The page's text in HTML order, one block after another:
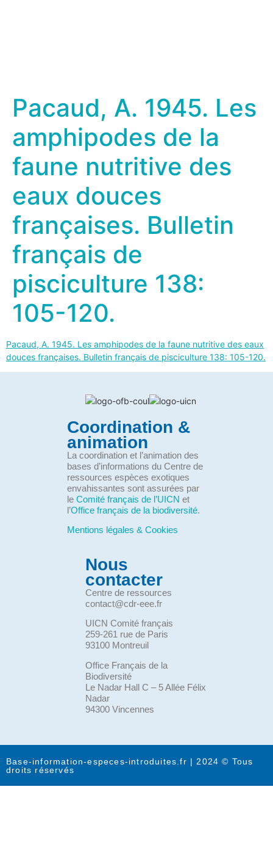
Pacaud, A. 1945. Les
amphipodes de la
faune nutritive des
eaux douces
françaises. Bulletin
français de
pisciculture 138:
105-120.
Pacaud, A. 1945. Les amphipodes de la faune nutritive des eaux
douces françaises. Bulletin français de pisciculture 138: 105-120.
Coordination &
animation
La coordination et l’animation des
bases d’informations du Centre de
ressources espèces exotiques
envahissantes sont assurées par
le Comité français de l’UICN et
l’Office français de la biodiversité.
Mentions légales & Cookies
Nous
contacter
Centre de ressources
contact@cdr-eee.fr
UICN Comité français
259-261 rue de Paris
93100 Montreuil
Office Français de la
Biodiversité
Le Nadar Hall C – 5 Allée Félix
Nadar
94300 Vincennes
Base-information-especes-introduites.fr | 2024 © Tous
droits réservés